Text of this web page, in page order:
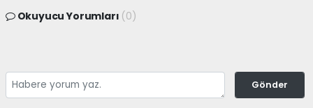
Okuyucu Yorumları (0)
Gönder